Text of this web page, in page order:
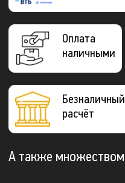
Оплата
наличными
Безналичный
расчёт
А также множеством